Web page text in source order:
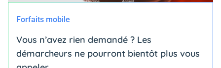
Forfaits mobile
Vous n’avez rien demandé ? Les
démarcheurs ne pourront bientôt plus vous